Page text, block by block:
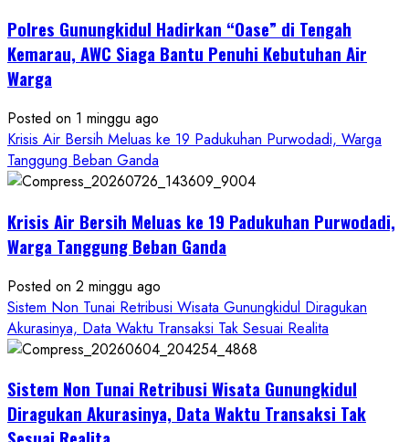
Masuk
Kerja
Seret
Oknum
Wartawan
Polres Gunungkidul Hadirkan “Oase” di Tengah
Kemarau, AWC Siaga Bantu Penuhi Kebutuhan Air
Warga
Posted on 1 minggu ago
Krisis Air Bersih Meluas ke 19 Padukuhan Purwodadi, Warga
Tanggung Beban Ganda
Krisis Air Bersih Meluas ke 19 Padukuhan Purwodadi,
Warga Tanggung Beban Ganda
Posted on 2 minggu ago
Sistem Non Tunai Retribusi Wisata Gunungkidul Diragukan
Akurasinya, Data Waktu Transaksi Tak Sesuai Realita
Sistem Non Tunai Retribusi Wisata Gunungkidul
Diragukan Akurasinya, Data Waktu Transaksi Tak